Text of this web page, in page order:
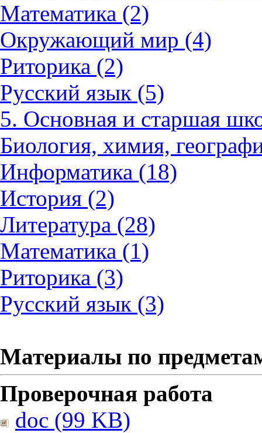
Математика (2)
Окружающий мир (4)
Риторика (2)
Русский язык (5)
5. Основная и старшая
Биология, химия,
Информатика (18)
История (2)
Литература (28)
Математика (1)
Риторика (3)
Русский язык (3)
Материалы по
Проверочная работа
doc (99 KB)